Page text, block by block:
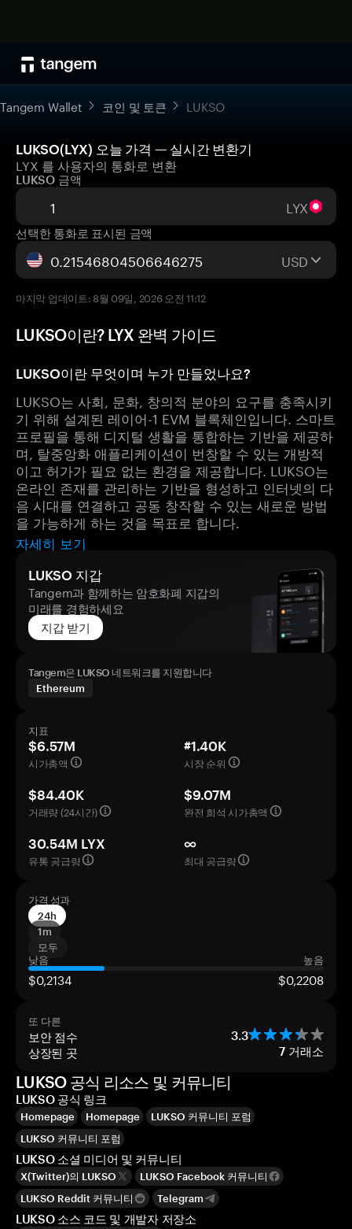
Tangem Wallet 코인 및 토큰 LUKSO
LUKSO(LYX) 오늘 가격 — 실시간 변환기
LYX 를 사용자의 통화로 변환
LUKSO 금액
LYX
선택한 통화로 표시된 금액
USD
마지막 업데이트: 8월 09일, 2026 오전 11:12
LUKSO이란? LYX 완벽 가이드
LUKSO이란 무엇이며 누가 만들었나요?
LUKSO는 사회, 문화, 창의적 분야의 요구를 충족시키
기 위해 설계된 레이어-1 EVM 블록체인입니다. 스마트
프로필을 통해 디지털 생활을 통합하는 기반을 제공하
며, 탈중앙화 애플리케이션이 번창할 수 있는 개방적
이고 허가가 필요 없는 환경을 제공합니다. LUKSO는
온라인 존재를 관리하는 기반을 형성하고 인터넷의 다
음 시대를 연결하고 공동 창작할 수 있는 새로운 방법
을 가능하게 하는 것을 목표로 합니다.
자세히 보기
LUKSO 지갑
Tangem과 함께하는 암호화폐 지갑의
미래를 경험하세요
지갑 받기
Tangem은 LUKSO 네트워크를 지원합니다
Ethereum
지표
$6.57M
시가총액
#1.40K
시장 순위
$84.40K
거래량 (24시간)
$9.07M
완전 희석 시가총액
30.54M LYX
유통 공급량
∞
최대 공급량
가격 성과
24h
1m
모두
낮음
높음
$0,2134 $0,2208
또 다른
보안 점수 3.3
상장된 곳 7 거래소
LUKSO 공식 리소스 및 커뮤니티
LUKSO 공식 링크
Homepage Homepage
LUKSO 커뮤니티 포럼
LUKSO 커뮤니티 포럼
LUKSO 소셜 미디어 및 커뮤니티
X(Twitter)의 LUKSO
LUKSO Facebook 커뮤니티
LUKSO Reddit 커뮤니티
Telegram
LUKSO 소스 코드 및 개발자 저장소